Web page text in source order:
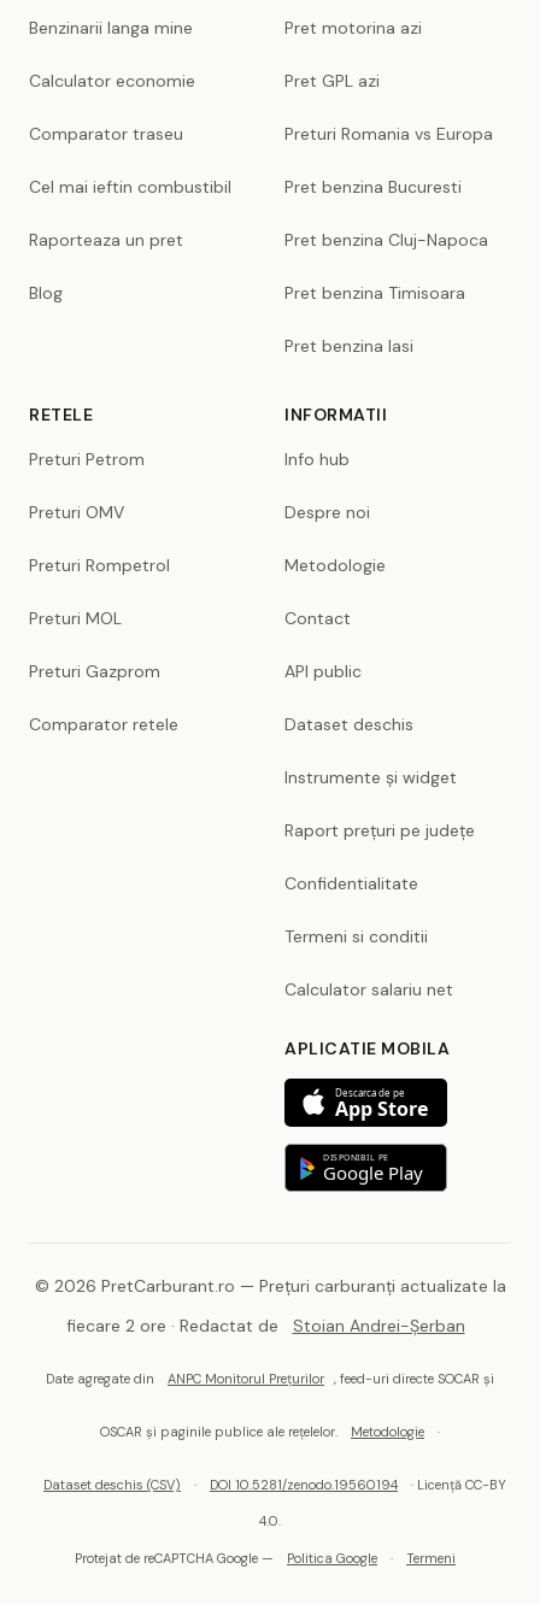
Benzinarii langa mine
Calculator economie
Comparator traseu
Cel mai ieftin combustibil
Raporteaza un pret
Blog
Pret motorina azi
Pret GPL azi
Preturi Romania vs Europa
Pret benzina Bucuresti
Pret benzina Cluj-Napoca
Pret benzina Timisoara
Pret benzina Iasi
RETELE
Preturi Petrom
Preturi OMV
Preturi Rompetrol
Preturi MOL
Preturi Gazprom
Comparator retele
INFORMATII
Info hub
Despre noi
Metodologie
Contact
API public
Dataset deschis
Instrumente și widget
Raport prețuri pe județe
Confidentialitate
Termeni si conditii
Calculator salariu net
APLICATIE MOBILA
Descarca de pe
App Store
DISPONIBIL PE
Google Play
© 2026 PretCarburant.ro — Prețuri carburanți actualizate la
fiecare 2 ore · Redactat de
Stoian Andrei-Șerban
Date agregate din ANPC Monitorul Prețurilor , feed-uri directe SOCAR și
OSCAR și paginile publice ale rețelelor. Metodologie ·
Dataset deschis (CSV) · DOI 10.5281/zenodo.19560194 · Licență CC-BY
4.0.
Protejat de reCAPTCHA Google — Politica Google · Termeni